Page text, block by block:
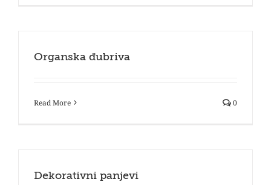
Organska đubriva
Read More 0
Dekorativni panjevi